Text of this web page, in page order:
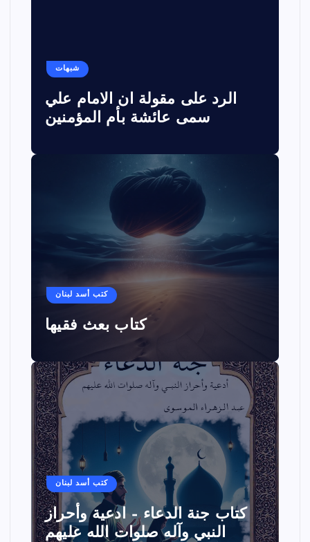
شبهات
الرد على مقولة ان الامام علي
سمى عائشة بأم المؤمنين
كتب أسد لبنان
كتاب بعث فقيها
كتب أسد لبنان
كتاب جنة الدعاء – ادعية وأحراز
النبي وآله صلوات الله عليهم